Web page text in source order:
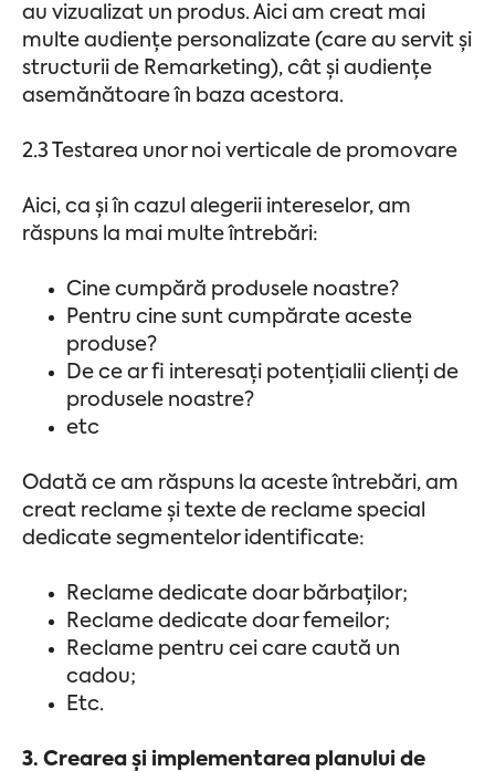
au vizualizat un produs. Aici am creat mai
multe audiențe personalizate (care au servit și
structurii de Remarketing), cât și audiențe
asemănătoare în baza acestora.
2.3 Testarea unor noi verticale de promovare
Aici, ca și în cazul alegerii intereselor, am
răspuns la mai multe întrebări:
Cine cumpără produsele noastre?
Pentru cine sunt cumpărate aceste
produse?
De ce ar fi interesați potențialii clienți de
produsele noastre?
etc
Odată ce am răspuns la aceste întrebări, am
creat reclame și texte de reclame special
dedicate segmentelor identificate:
Reclame dedicate doar bărbaților;
Reclame dedicate doar femeilor;
Reclame pentru cei care caută un
cadou;
Etc.
3. Crearea și implementarea planului de